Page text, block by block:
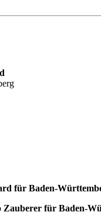
für Baden-
Zauberer für Baden-